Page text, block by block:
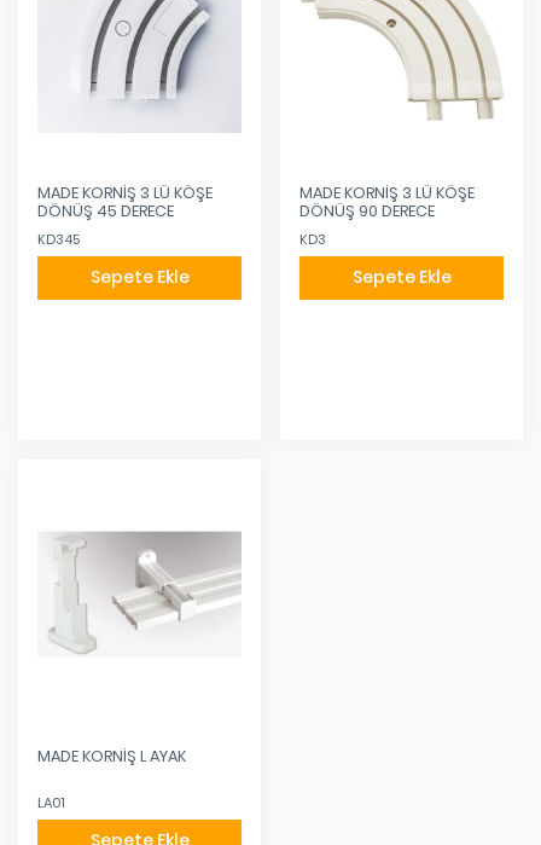
MADE KORNİŞ 3 LÜ KÖŞE
DÖNÜŞ 45 DERECE
KD345
Sepete Ekle
MADE KORNİŞ 3 LÜ KÖŞE
DÖNÜŞ 90 DERECE
KD3
Sepete Ekle
MADE KORNİŞ L AYAK
LA01